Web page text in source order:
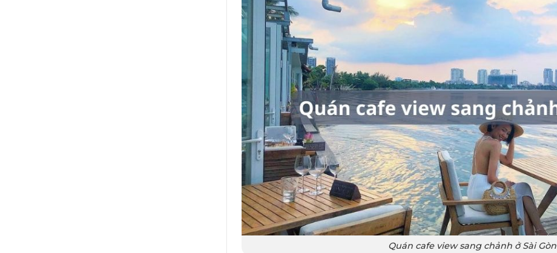
Quán cafe view sang chảnh ở Sài Gòn